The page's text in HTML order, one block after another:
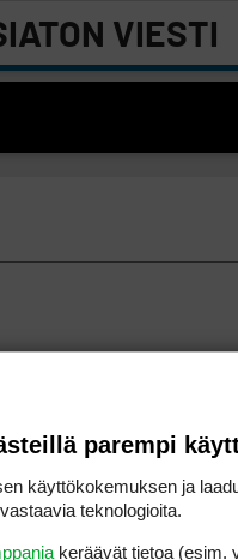
VIESTI
parempi
käyttökokemuksen ja
teknologioita.
keräävät tietoa (esim.